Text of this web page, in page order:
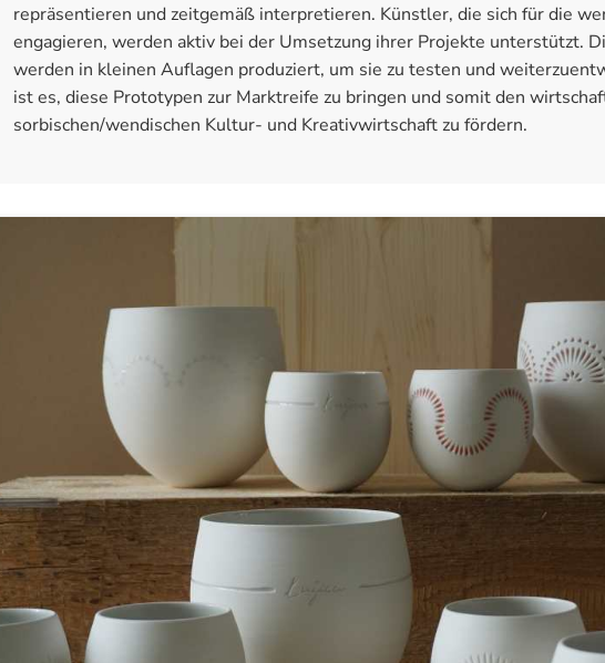
repräsentieren und zeitgemäß interpretieren. Künstler, die sich für die
engagieren, werden aktiv bei der Umsetzung ihrer Projekte unterstützt.
werden in kleinen Auflagen produziert, um sie zu testen und
ist es, diese Prototypen zur Marktreife zu bringen und somit den
sorbischen/wendischen Kultur- und Kreativwirtschaft zu fördern.